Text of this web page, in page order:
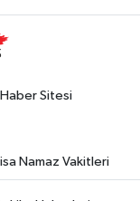
Sitesi
Namaz Vakitleri